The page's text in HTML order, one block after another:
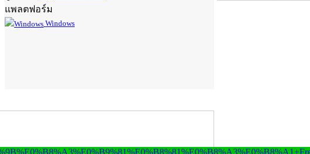
แพลตฟอร์ม
Windows